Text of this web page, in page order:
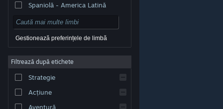
© Valve Corporation. Toate drepturile rezervate. Toate
respectivi în SUA și celelalte țări.
Acordul Steam pentru abonați
Cookie-uri
Spaniolă - America Latină
Gestionează preferințele de limbă
Filtrează după etichete
Strategie
Acțiune
Aventură